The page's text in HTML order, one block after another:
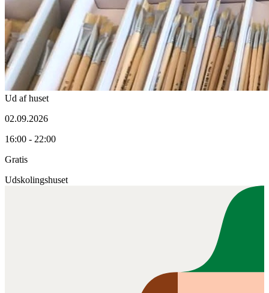
Ud af huset
02.09.2026
16:00 - 22:00
Gratis
Udskolingshuset